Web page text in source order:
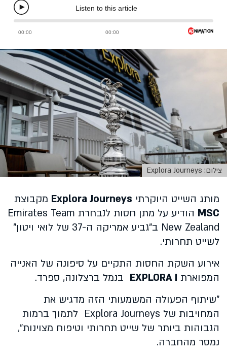
צילום: Explora Journeys
מותג השייט היוקרתי Explora Journeys מקבוצת
MSC
הודיע על מתן חסות לנבחרת Emirates Team
New Zealand ב"גביע אמריקה ה-37 של לואי ויטון"
לשייט תחרותי.
אירוע השקת החסות התקיים על סיפונה של האנייה
המפוארת EXPLORA I בנמל ברצלונה, ספרד.
"שיתוף הפעולה המשמעותי הזה מדגיש את
המחויבות של Explora Journeys לתמוך ברמות
הגבוהות ביותר של שייט תחרותי וטיפוח מצוינות",
נמסר מהחברה.